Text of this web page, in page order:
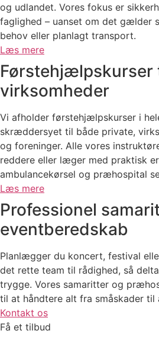
og udlandet. Vores fokus er
faglighed – uanset om det gælder
behov eller planlagt transport.
Læs mere
Førstehjælpskurser
virksomheder
Vi afholder førstehjælpskurser i
skræddersyet til både private,
og foreninger. Alle vores
reddere eller læger med praktisk
ambulancekørsel og præhospital
Læs mere
Professionel
eventberedskab
Planlægger du koncert, festival
det rette team til rådighed, så
trygge. Vores samaritter og
til at håndtere alt fra småskader til
Kontakt os
Få et tilbud